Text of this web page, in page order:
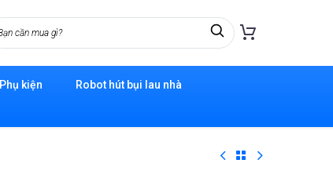
Phụ kiện
Robot hút bụi lau nhà